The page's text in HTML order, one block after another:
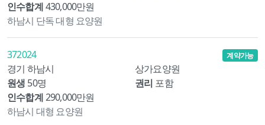
인수합계430,000만원
하남시 단독 대형 요양원
372024
경기 하남시
상가요양원
원생 50명 권리 포함
인수합계290,000만원
계약가능
하남시 대형 요양원